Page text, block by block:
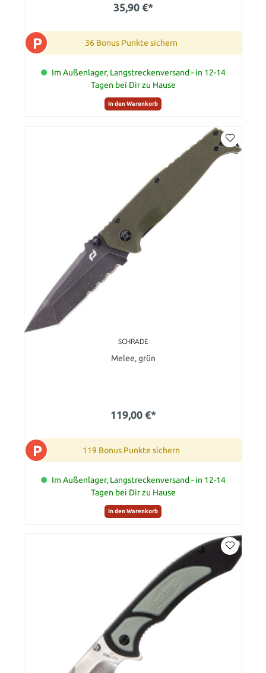
35,90 €*
P 36 Bonus Punkte sichern
Im Außenlager, Langstreckenversand - in 12-14
Tagen bei Dir zu Hause
In den Warenkorb
SCHRADE
Melee, grün
119,00 €*
P 119 Bonus Punkte sichern
Im Außenlager, Langstreckenversand - in 12-14
Tagen bei Dir zu Hause
In den Warenkorb